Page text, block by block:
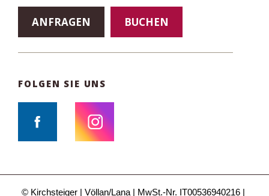
ANFRAGEN BUCHEN
FOLGEN SIE UNS
© Kirchsteiger Völlan/Lana MwSt.-Nr. IT00536940216